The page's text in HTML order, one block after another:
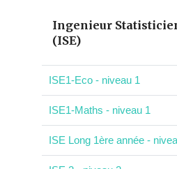
Ingenieur
(ISE)
ISE1-Eco - niveau 1
ISE1-Maths - niveau 1
ISE Long 1ère année -